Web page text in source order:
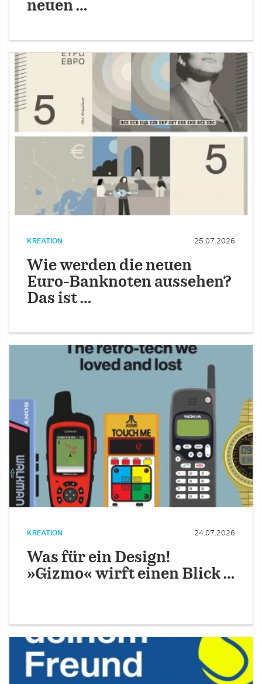
neuen …
KREATION 25.07.2026
Wie werden die neuen
Euro-Banknoten aussehen?
Das ist …
KREATION 24.07.2026
Was für ein Design!
»Gizmo« wirft einen Blick …